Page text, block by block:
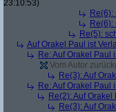
23:10:53)
Re(6):
Re(6):
Re(5):
Auf Orakel Paul ist
Re: Auf Orakel Paul
Vom Autor
Re(3): Auf
Re: Auf Orakel Paul
Re(2): Auf Orakel
Re(3): Auf